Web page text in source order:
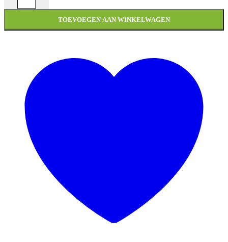
TOEVOEGEN AAN WINKELWAGEN